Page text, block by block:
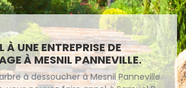
À UNE ENTREPRISE DE
À MESNIL PANNEVILLE.
à dessoucher à Mesnil Panneville